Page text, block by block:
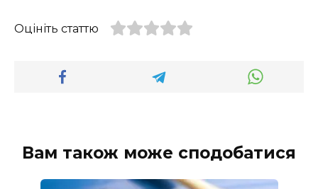
Оцініть статтю
Вам також може сподобатися